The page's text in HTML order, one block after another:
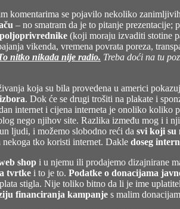
komentarima se pojavilo nekoliko
– no smatram da je to pitanje
(koji moraju izvaditi stotine
vikenda, vremena povrata poreza,
nitko nikada nije radio. Treba doći na tu
koja su bila provedena u americi
. Dok će se drugi trošiti na plakate i
internet i cijena interneta je onoliko koliko
nego njihov site. Razlika između mog i i
ljudi, i možemo slobodno reći da svi koji su
tko koristi internet. Dakle doseg
shop i u njemu ili prodajemo dizajnirane
tvrtke i to je to. Podatke o donacijama
stigla. Nije toliko bitno da li je ime
financiranja kampanje s malim